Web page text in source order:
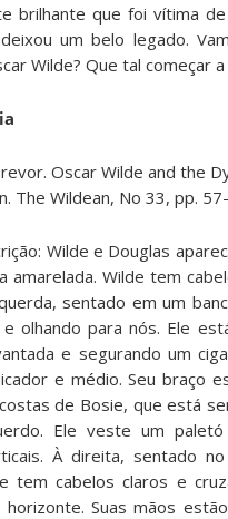
brilhante que foi vítima
um belo legado.
Wilde? Que tal começar a
Oscar Wilde and the
The Wildean, No 33, pp.
Wilde e Douglas
amarelada. Wilde tem
sentado em um
e olhando para nós. Ele
e segurando um
e médio. Seu braço
de Bosie, que está
Ele veste um
À direita, sentado
tem cabelos claros e
horizonte. Suas mãos